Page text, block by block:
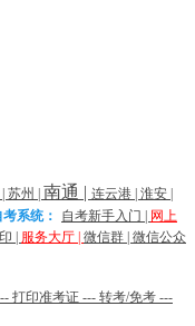
苏州 南通 | 连云港 淮安
考系统： 自考新手入门
网上
服务大厅 微信群 微信公众
打印准考证 --- 转考/免考 ---